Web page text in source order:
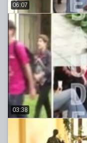
06:07
03:38